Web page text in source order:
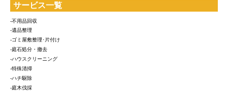
サービス一覧
-不用品回収
-遺品整理
-ゴミ屋敷整理･片付け
-庭石処分・撤去
-ハウスクリーニング
-特殊清掃
-ハチ駆除
-庭木伐採